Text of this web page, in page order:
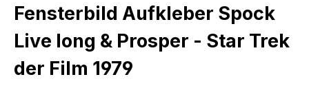
Fensterbild Aufkleber Spock
Live long & Prosper - Star Trek
der Film 1979